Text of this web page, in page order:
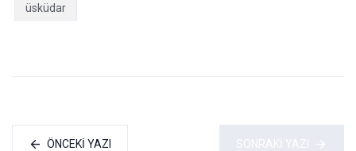
üsküdar
ÖNCEKI YAZI